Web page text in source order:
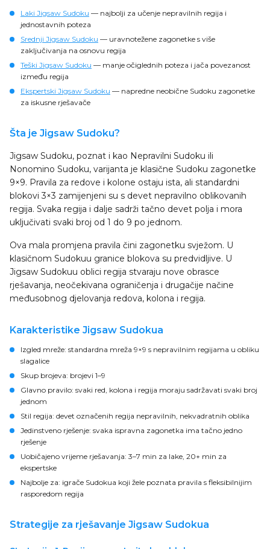
Laki Jigsaw Sudoku — najbolji za učenje nepravilnih regija i
jednostavnih poteza
Srednji Jigsaw Sudoku — uravnotežene zagonetke s više
zaključivanja na osnovu regija
Teški Jigsaw Sudoku — manje očiglednih poteza i jača povezanost
između regija
Ekspertski Jigsaw Sudoku — napredne neobične Sudoku zagonetke
za iskusne rješavače
Šta je Jigsaw Sudoku?
Jigsaw Sudoku, poznat i kao Nepravilni Sudoku ili
Nonomino Sudoku, varijanta je klasične Sudoku zagonetke
9×9. Pravila za redove i kolone ostaju ista, ali standardni
blokovi 3×3 zamijenjeni su s devet nepravilno oblikovanih
regija. Svaka regija i dalje sadrži tačno devet polja i mora
uključivati svaki broj od 1 do 9 po jednom.
Ova mala promjena pravila čini zagonetku svježom. U
klasičnom Sudokuu granice blokova su predvidljive. U
Jigsaw Sudokuu oblici regija stvaraju nove obrasce
rješavanja, neočekivana ograničenja i drugačije načine
međusobnog djelovanja redova, kolona i regija.
Karakteristike Jigsaw Sudokua
Izgled mreže: standardna mreža 9×9 s nepravilnim regijama u obliku
slagalice
Skup brojeva: brojevi 1–9
Glavno pravilo: svaki red, kolona i regija moraju sadržavati svaki broj
jednom
Stil regija: devet označenih regija nepravilnih, nekvadratnih oblika
Jedinstveno rješenje: svaka ispravna zagonetka ima tačno jedno
rješenje
Uobičajeno vrijeme rješavanja: 3–7 min za lake, 20+ min za
ekspertske
Najbolje za: igrače Sudokua koji žele poznata pravila s fleksibilnijim
rasporedom regija
Strategije za rješavanje Jigsaw Sudokua